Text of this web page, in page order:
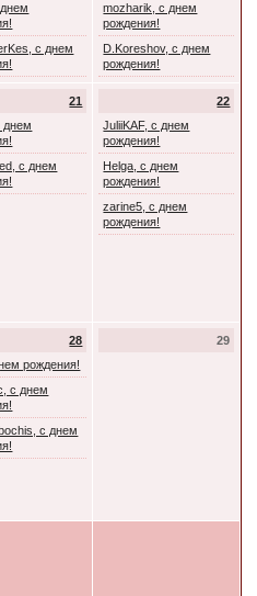
с днем
mozharik, с днем
рождения!
D.Koreshov, с днем
рождения!
21
днем
с днем
22
JuliiKAF, с днем
рождения!
Helga, с днем
рождения!
zarine5, с днем
рождения!
28
рождения!
с днем
с днем
29